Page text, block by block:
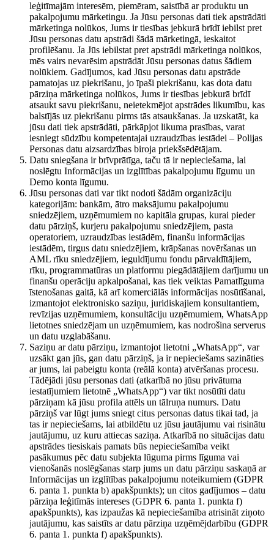
leģitīmajām interesēm, piemēram, saistībā ar produktu un
pakalpojumu mārketingu. Ja Jūsu personas dati tiek apstrādāti
mārketinga nolūkos, Jums ir tiesības jebkurā brīdī iebilst pret
Jūsu personas datu apstrādi šādā mārketingā, ieskaitot
profilēšanu. Ja Jūs iebilstat pret apstrādi mārketinga nolūkos,
mēs vairs nevarēsim apstrādāt Jūsu personas datus šādiem
nolūkiem. Gadījumos, kad Jūsu personas datu apstrāde
pamatojas uz piekrišanu, jo īpaši piekrišanu, kas dota datu
pārziņa mārketinga nolūkos, Jums ir tiesības jebkurā brīdī
atsaukt savu piekrišanu, neietekmējot apstrādes likumību, kas
balstījās uz piekrišanu pirms tās atsaukšanas. Ja uzskatāt, ka
jūsu dati tiek apstrādāti, pārkāpjot likuma prasības, varat
iesniegt sūdzību kompetentajai uzraudzības iestādei – Polijas
Personas datu aizsardzības biroja priekšsēdētājam.
Datu sniegšana ir brīvprātīga, taču tā ir nepieciešama, lai
noslēgtu Informācijas un izglītības pakalpojumu līgumu un
Demo konta līgumu.
Jūsu personas dati var tikt nodoti šādām organizāciju
kategorijām: bankām, ātro maksājumu pakalpojumu
sniedzējiem, uzņēmumiem no kapitāla grupas, kurai pieder
datu pārziņš, kurjeru pakalpojumu sniedzējiem, pasta
operatoriem, uzraudzības iestādēm, finanšu informācijas
iestādēm, tirgus datu sniedzējiem, krāpšanas novēršanas un
AML rīku sniedzējiem, ieguldījumu fondu pārvaldītājiem,
rīku, programmatūras un platformu piegādātājiem darījumu un
finanšu operāciju apkalpošanai, kas tiek veiktas Pamatlīguma
īstenošanas gaitā, kā arī komerciālās informācijas nosūtīšanai,
izmantojot elektronisko saziņu, juridiskajiem konsultantiem,
revīzijas uzņēmumiem, konsultāciju uzņēmumiem, WhatsApp
lietotnes sniedzējam un uzņēmumiem, kas nodrošina serverus
un datu uzglabāšanu.
Saziņu ar datu pārziņu, izmantojot lietotni „WhatsApp“, var
uzsākt gan jūs, gan datu pārziņš, ja ir nepieciešams sazināties
ar jums, lai pabeigtu konta (reālā konta) atvēršanas procesu.
Tādējādi jūsu personas dati (atkarībā no jūsu privātuma
iestatījumiem lietotnē „WhatsApp“) var tikt nosūtīti datu
pārziņam kā jūsu profila attēls un tālruņa numurs. Datu
pārziņš var lūgt jums sniegt citus personas datus tikai tad, ja
tas ir nepieciešams, lai atbildētu uz jūsu jautājumu vai risinātu
jautājumu, uz kuru attiecas saziņa. Atkarībā no situācijas datu
apstrādes tiesiskais pamats būs nepieciešamība veikt
pasākumus pēc datu subjekta lūguma pirms līguma vai
vienošanās noslēgšanas starp jums un datu pārziņu saskaņā ar
Informācijas un izglītības pakalpojumu noteikumiem (GDPR
6. panta 1. punkta b) apakšpunkts); un citos gadījumos – datu
pārziņa leģitīmās intereses (GDPR 6. panta 1. punkta f)
apakšpunkts), kas izpaužas kā nepieciešamība atrisināt ziņoto
jautājumu, kas saistīts ar datu pārziņa uzņēmējdarbību (GDPR
6. panta 1. punkta f) apakšpunkts).